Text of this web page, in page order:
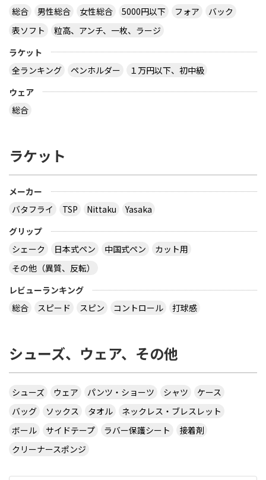
総合
男性総合 女性総合 5000円以下 フォア
バック
表ソフト
粒高、アンチ、一枚、ラージ
ラケット
全ランキング
ペンホルダー
１万円以下、初中級
ウェア
総合
ラケット
メーカー
バタフライ
TSP Nittaku
Yasaka
グリップ
シェーク
日本式ペン 中国式ペン
カット用
その他（異質、反転）
レビューランキング
総合
スピード スピン コントロール 打球感
シューズ、ウェア、その他
シューズ ウェア パンツ・ショーツ シャツ
ケース
バッグ
ソックス タオル
ネックレス・ブレスレット
ボール
サイドテープ ラバー保護シート
接着剤
クリーナースポンジ